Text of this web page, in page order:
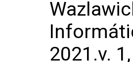
2021.v.